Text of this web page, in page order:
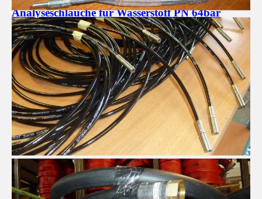
Analyseschläuche für Wasserstoff PN 64bar
Pressluftschläuche für Profis